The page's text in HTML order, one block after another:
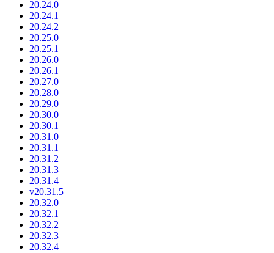
20.24.0
20.24.1
20.24.2
20.25.0
20.25.1
20.26.0
20.26.1
20.27.0
20.28.0
20.29.0
20.30.0
20.30.1
20.31.0
20.31.1
20.31.2
20.31.3
20.31.4
v20.31.5
20.32.0
20.32.1
20.32.2
20.32.3
20.32.4